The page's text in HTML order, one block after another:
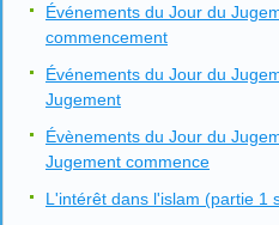
Événements du Jour du
commencement
Événements du Jour du
Jugement
Évènements du Jour du
Jugement commence
L'intérêt dans l'islam (partie 1